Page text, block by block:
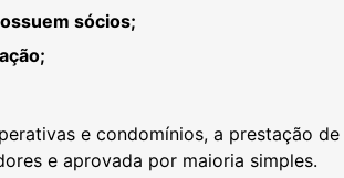
sócios;
e condomínios, a prestação
e aprovada por maioria simples.